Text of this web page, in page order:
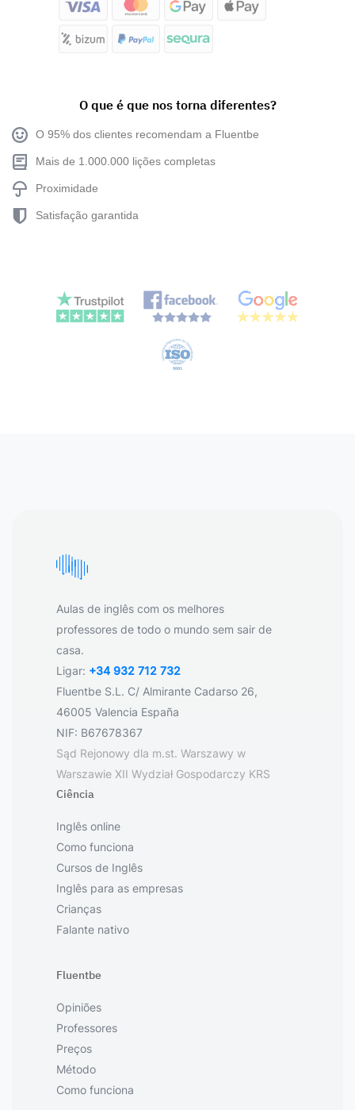
O que é que nos torna diferentes?
O 95% dos clientes recomendam a Fluentbe
Mais de 1.000.000 lições completas
Proximidade
Satisfação garantida
Aulas de inglês com os melhores
professores de todo o mundo sem sair de
casa.
Ligar: +34 932 712 732
Fluentbe S.L. C/ Almirante Cadarso 26,
46005 Valencia España
NIF: B67678367
Sąd Rejonowy dla m.st. Warszawy w
Warszawie XII Wydział Gospodarczy KRS
Ciência
Inglês online
Como funciona
Cursos de Inglês
Inglês para as empresas
Crianças
Falante nativo
Fluentbe
Opiniões
Professores
Preços
Método
Como funciona